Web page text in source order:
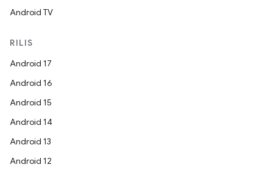
Android TV
RILIS
Android 17
Android 16
Android 15
Android 14
Android 13
Android 12